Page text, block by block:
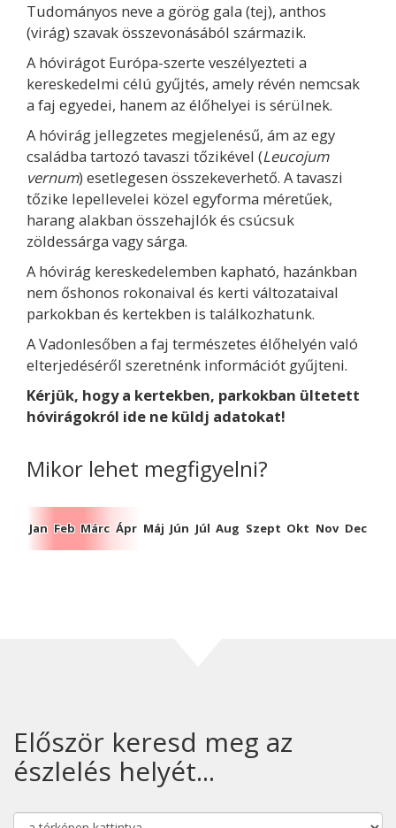
Tudományos neve a görög gala (tej), anthos
(virág) szavak összevonásából származik.
A hóvirágot Európa-szerte veszélyezteti a
kereskedelmi célú gyűjtés, amely révén nemcsak
a faj egyedei, hanem az élőhelyei is sérülnek.
A hóvirág jellegzetes megjelenésű, ám az egy
családba tartozó tavaszi tőzikével (Leucojum
vernum) esetlegesen összekeverhető. A tavaszi
tőzike lepellevelei közel egyforma méretűek,
harang alakban összehajlók és csúcsuk
zöldessárga vagy sárga.
A hóvirág kereskedelemben kapható, hazánkban
nem őshonos rokonaival és kerti változataival
parkokban és kertekben is találkozhatunk.
A Vadonlesőben a faj természetes élőhelyén való
elterjedéséről szeretnénk információt gyűjteni.
Kérjük, hogy a kertekben, parkokban ültetett
hóvirágokról ide ne küldj adatokat!
Mikor lehet megfigyelni?
Jan Feb Márc Ápr Máj Jún Júl Aug Szept Okt Nov Dec
Először keresd meg az
észlelés helyét...